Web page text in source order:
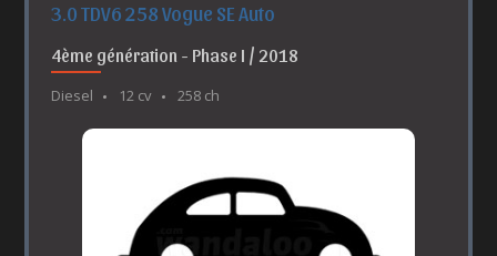
3.0 TDV6 258 Vogue SE Auto
4ème génération - Phase I / 2018
Diesel 12 cv 258 ch